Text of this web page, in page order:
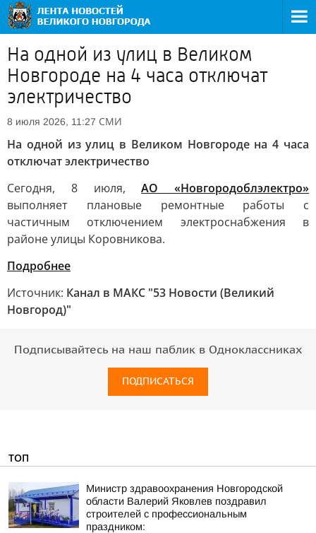
На одной из улиц в Великом
Новгороде на 4 часа отключат
электричество
8 июля 2026, 11:27 СМИ
На одной из улиц в Великом Новгороде на 4 часа
отключат электричество
Сегодня, 8 июля,АО «Новгородоблэлектро»
выполняет плановые ремонтные работы с
частичным отключением электроснабжения в
районе улицы Коровникова.
Подробнее
Источник: Канал в МАКС "53 Новости (Великий
Новгород)"
Подписывайтесь на наш паблик в Одноклассниках
ПОДПИСАТЬСЯ
ТОП
Министр здравоохранения Новгородской
области Валерий Яковлев поздравил
строителей с профессиональным
праздником: